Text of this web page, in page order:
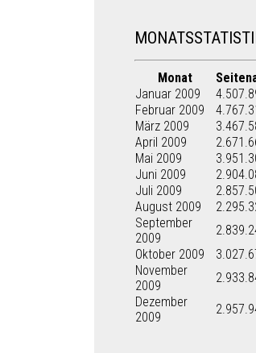
Monat
Januar 2009
Februar 2009
März 2009
April 2009
Mai 2009
Juni 2009
Juli 2009
August 2009
September
2009
Oktober 2009
November
2009
Dezember
2009